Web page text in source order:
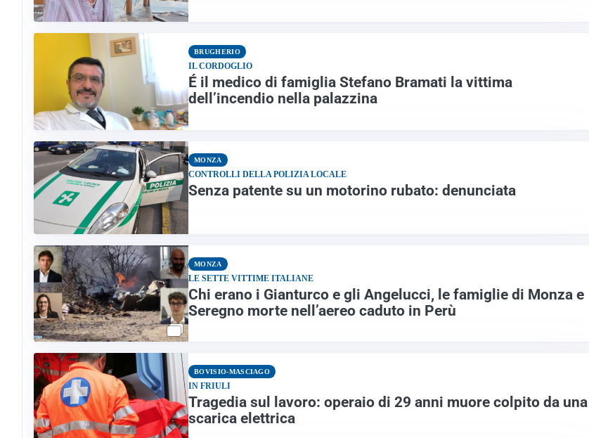
BRUGHERIO
IL CORDOGLIO
É il medico di famiglia Stefano Bramati la vittima
dell’incendio nella palazzina
MONZA
CONTROLLI DELLA POLIZIA LOCALE
Senza patente su un motorino rubato: denunciata
MONZA
LE SETTE VITTIME ITALIANE
Chi erano i Gianturco e gli Angelucci, le famiglie di Monza e
Seregno morte nell’aereo caduto in Perù
BOVISIO-MASCIAGO
IN FRIULI
Tragedia sul lavoro: operaio di 29 anni muore colpito da una
scarica elettrica